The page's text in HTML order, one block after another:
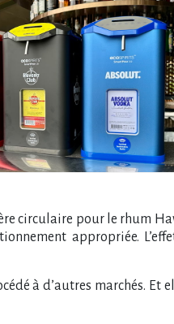
circulaire pour le rhum
appropriée.
à d’autres marchés. Et